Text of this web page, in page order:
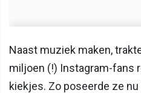
Naast muziek maken,
miljoen (!) Instagram-fans
kiekjes. Zo poseerde ze